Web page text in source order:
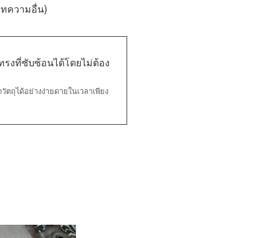
ความอื่น)
รงที่ซับซ้อนได้โดยไม่ต้อง
ถุได้อย่างง่ายดายในเวลาเพียง